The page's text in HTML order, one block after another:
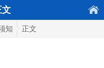
文
知 正文